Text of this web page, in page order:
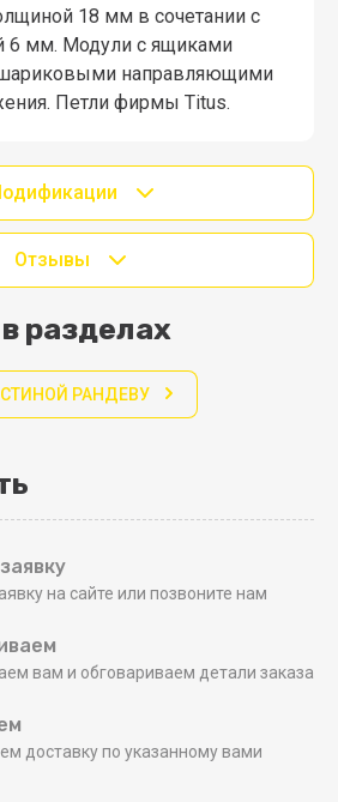
18 мм в сочетании с
мм. Модули с ящиками
направляющими
Петли фирмы Titus.
Отзывы
разделах
РАНДЕВУ
на сайте или позвоните нам
вам и обговариваем детали заказа
доставку по указанному вами